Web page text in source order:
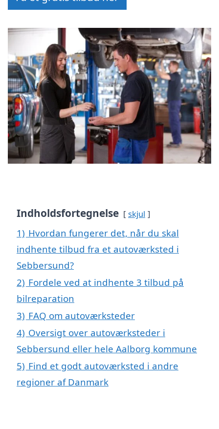
Indholdsfortegnelse skjul
1) Hvordan fungerer det, når du skal
indhente tilbud fra et autoværksted i
Sebbersund?
2) Fordele ved at indhente 3 tilbud på
bilreparation
3) FAQ om autoværksteder
4) Oversigt over autoværksteder i
Sebbersund eller hele Aalborg kommune
5) Find et godt autoværksted i andre
regioner af Danmark